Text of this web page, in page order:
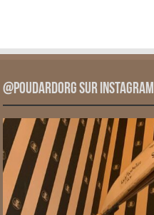
@PoudardOrg sur Instagram